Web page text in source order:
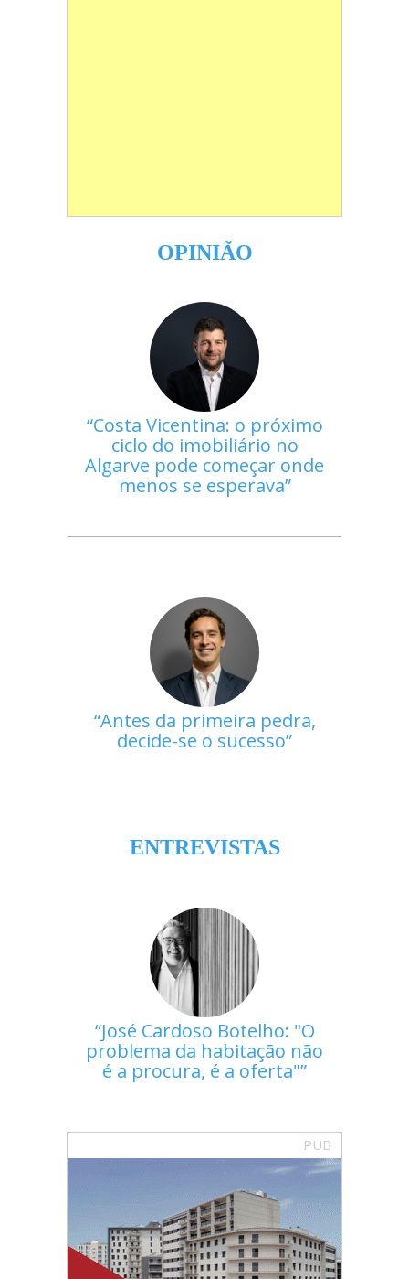
OPINIÃO
Costa Vicentina: o próximo
ciclo do imobiliário no
Algarve pode começar onde
menos se esperava
Antes da primeira pedra,
decide-se o sucesso
ENTREVISTAS
José Cardoso Botelho: "O
problema da habitação não
é a procura, é a oferta"
PUB